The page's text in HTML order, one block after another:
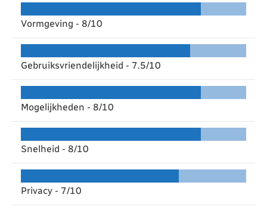
Vormgeving - 8/10
Gebruiksvriendelijkheid - 7.5/10
Mogelijkheden - 8/10
Snelheid - 8/10
Privacy - 7/10